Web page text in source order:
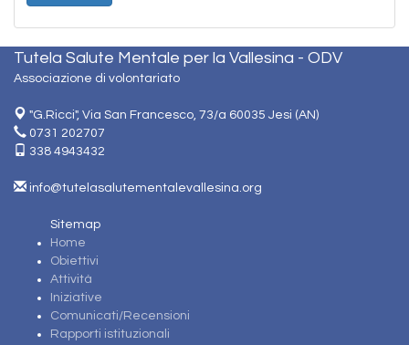
Tutela Salute Mentale per la Vallesina - ODV
Associazione di volontariato
"G.Ricci", Via San Francesco, 73/a 60035 Jesi (AN)
0731 202707
338 4943432
info@tutelasalutementalevallesina.org
Sitemap
Home
Obiettivi
Attività
Iniziative
Comunicati/Recensioni
Rapporti istituzionali